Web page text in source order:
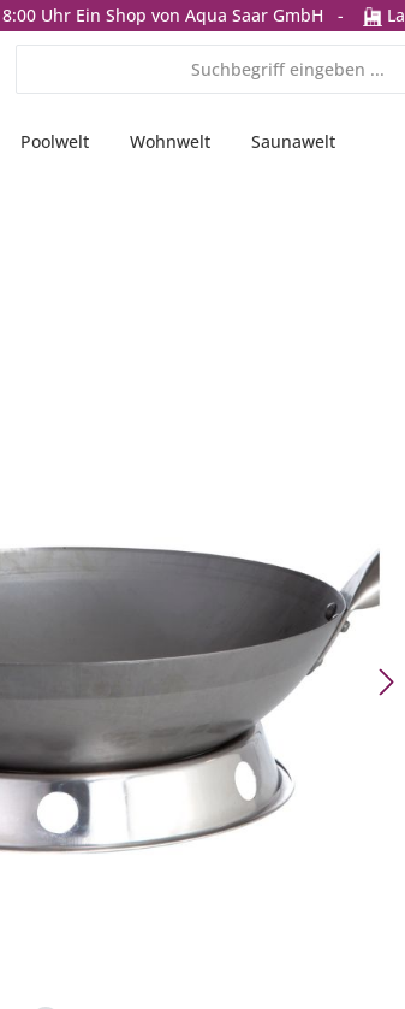
Uhr Ein Shop von Aqua Saar GmbH -
Poolwelt Wohnwelt Saunawelt